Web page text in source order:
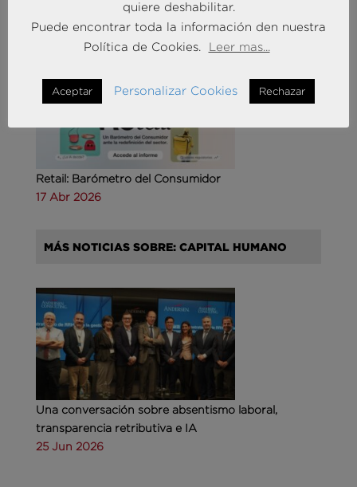
MÁS NOTICIAS SOBRE: CUSTOMER
Retail: Barómetro del Consumidor
17 Abr 2026
MÁS NOTICIAS SOBRE: CAPITAL HUMANO
Una conversación sobre absentismo laboral,
transparencia retributiva e IA
25 Jun 2026
quiere deshabilitar.
Puede encontrar toda la información den nuestra
Política de Cookies.
Leer mas...
Aceptar Personalizar Cookies Rechazar